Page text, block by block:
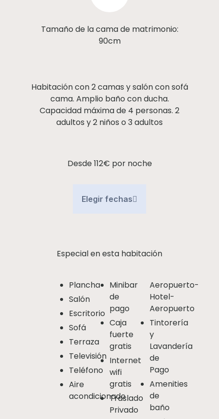
Tamaño de la cama de matrimonio:
90cm
Habitación con 2 camas y salón con sofá
cama. Amplio baño con ducha.
Capacidad máxima de 4 personas. 2
adultos y 2 niños o 3 adultos
Desde 112€ por noche
Elegir fechas
Especial en esta habitación
Plancha
Salón
Escritorio
Sofá
Terraza
Televisión
Teléfono
Aire
acondicionado
Minibar
de
pago
Caja
fuerte
gratis
Internet
wifi
gratis
Traslado
Privado
Aeropuerto-
Hotel-
Aeropuerto
Tintorería
y
Lavandería
de
Pago
Amenities
de
baño